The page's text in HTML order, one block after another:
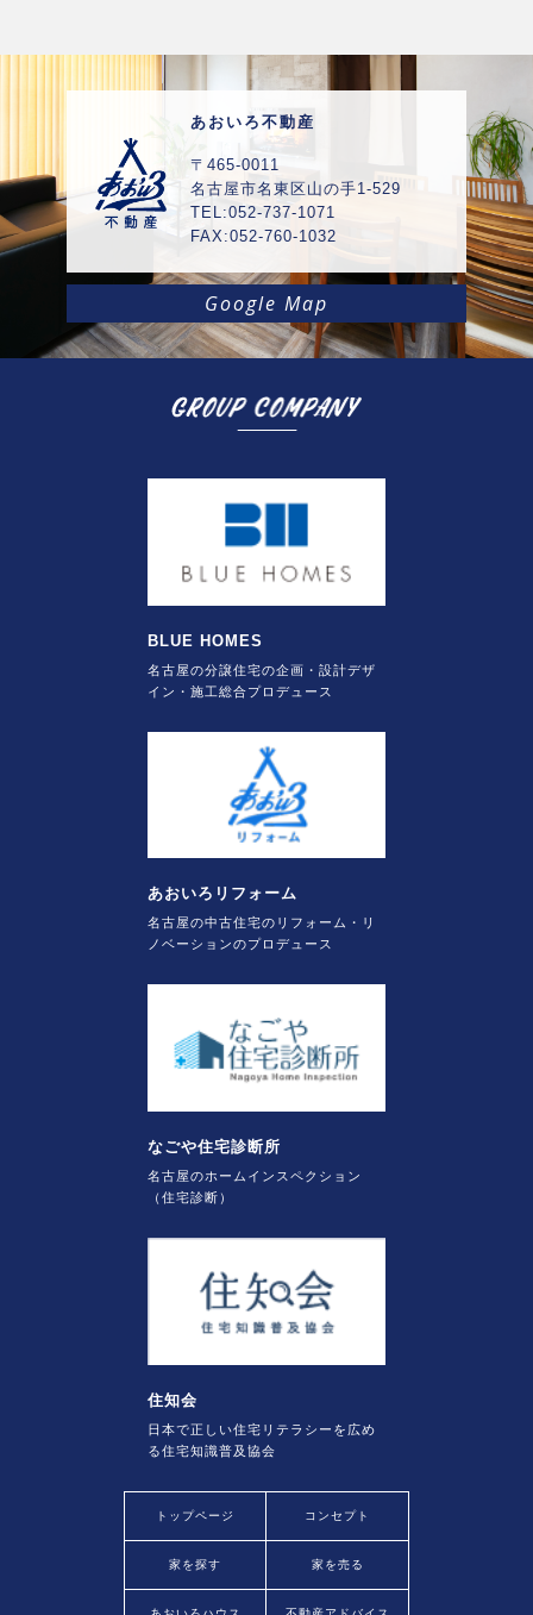
あおいろ不動産
〒465-0011
名古屋市名東区山の手1-529
TEL:052-737-1071
FAX:052-760-1032
Google Map
BLUE HOMES
名古屋の分譲住宅の企画・設計デザ
イン・施工総合プロデュース
あおいろリフォーム
名古屋の中古住宅のリフォーム・リ
ノベーションのプロデュース
なごや住宅診断所
名古屋のホームインスペクション
（住宅診断）
住知会
日本で正しい住宅リテラシーを広め
る住宅知識普及協会
トップページ コンセプト
家を探す 家を売る